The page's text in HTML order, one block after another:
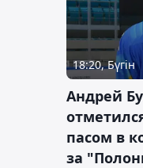
18:20, Бүгін
Андрей
пасом в
за